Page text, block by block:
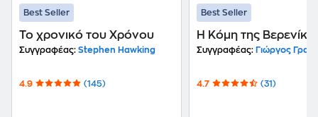
Best Seller
Το χρονικό του Χρόνου
Συγγραφέας: Stephen Hawking
4.9 (145)
Best Seller
Η Κόμη της
Συγγραφέας: Γιώργος
4.7 (31)